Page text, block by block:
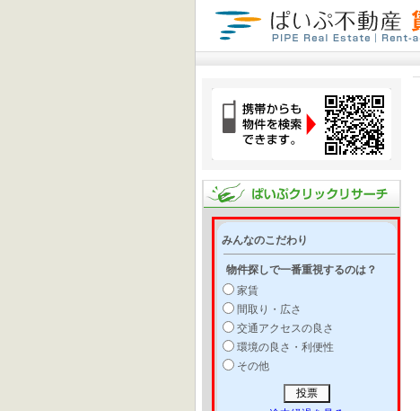
みんなのこだわり
物件探しで一番重視するのは？
家賃
間取り・広さ
交通アクセスの良さ
環境の良さ・利便性
その他